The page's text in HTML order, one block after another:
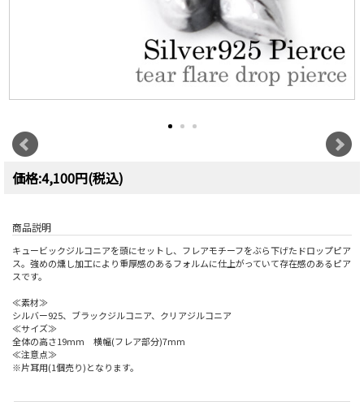
価格:4,100円(税込)
商品説明
キュービックジルコニアを頭にセットし、フレアモチーフをぶら下げたドロップピア
ス。強めの燻し加工により重厚感のあるフォルムに仕上がっていて存在感のあるピア
スです。
≪素材≫
シルバー925、ブラックジルコニア、クリアジルコニア
≪サイズ≫
全体の高さ19mm 横幅(フレア部分)7mm
≪注意点≫
※片耳用(1個売り)となります。